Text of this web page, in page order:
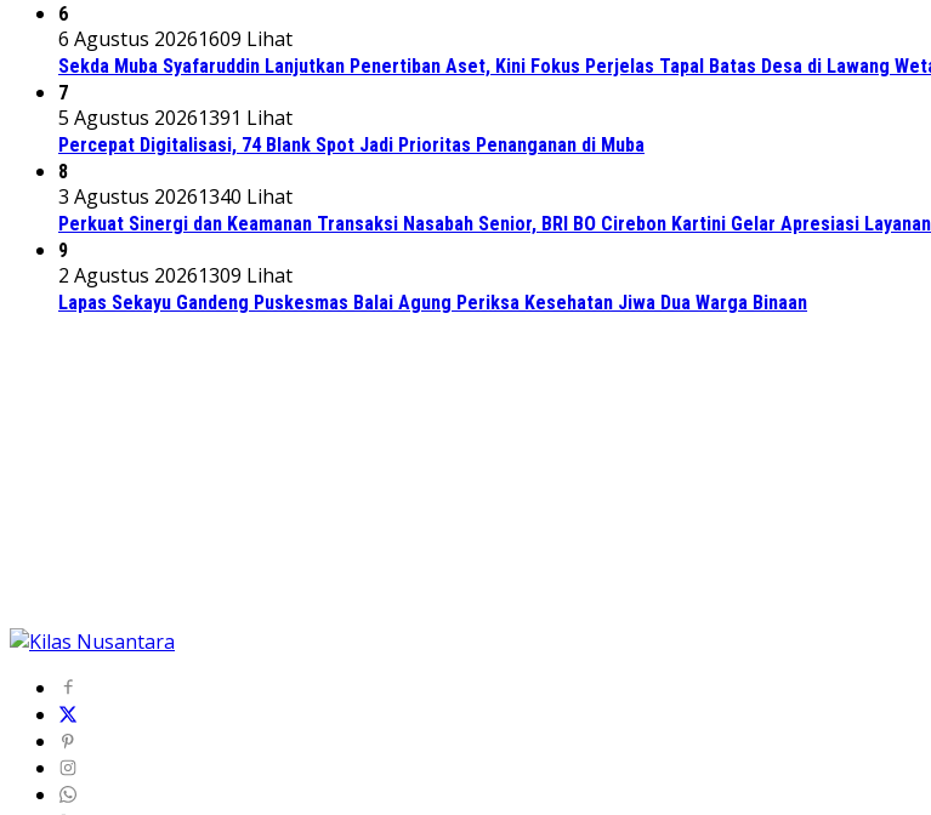
6
6 Agustus 20261609 Lihat
Sekda Muba Syafaruddin Lanjutkan Penertiban Aset, Kini Fokus Perjelas Tapal Batas Desa di Lawang
7
5 Agustus 20261391 Lihat
Percepat Digitalisasi, 74 Blank Spot Jadi Prioritas Penanganan di Muba
8
3 Agustus 20261340 Lihat
Perkuat Sinergi dan Keamanan Transaksi Nasabah Senior, BRI BO Cirebon Kartini Gelar Apresiasi
9
2 Agustus 20261309 Lihat
Lapas Sekayu Gandeng Puskesmas Balai Agung Periksa Kesehatan Jiwa Dua Warga Binaan